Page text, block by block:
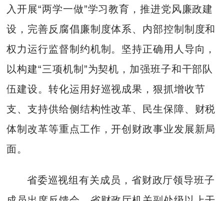
入开展“两学一做”学习教育，推进党风廉政建
设，完善反腐倡廉制度体系、内部控制制度和
权力运行监督制约机制。坚持正确用人导向，
以构建“三项机制”为契机，加强班子和干部队
伍建设。转化运用好巡视成果，狠抓增收节
支、支持供给侧结构性改革、民生保障、财税
体制改革等重点工作，开创财政事业发展新局
面。
省委巡视组有关成员，省财政厅领导班子